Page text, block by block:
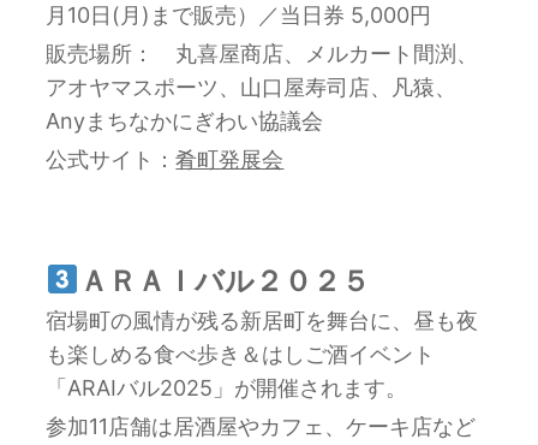
月10日(月)まで販売）／当日券 5,000円
販売場所： 丸喜屋商店、メルカート間渕、
アオヤマスポーツ、山口屋寿司店、凡猿、
Anyまちなかにぎわい協議会
公式サイト：肴町発展会
ＡＲＡＩバル２０２５
宿場町の風情が残る新居町を舞台に、昼も夜
も楽しめる食べ歩き＆はしご酒イベント
「ARAIバル2025」が開催されます。
参加11店舗は居酒屋やカフェ、ケーキ店など